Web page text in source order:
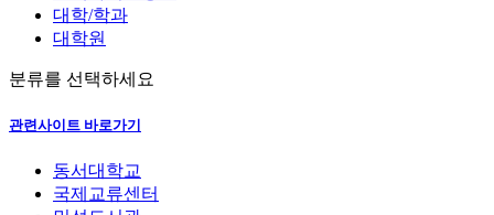
대학/학과
대학원
분류를 선택하세요
관련사이트 바로가기
동서대학교
국제교류센터